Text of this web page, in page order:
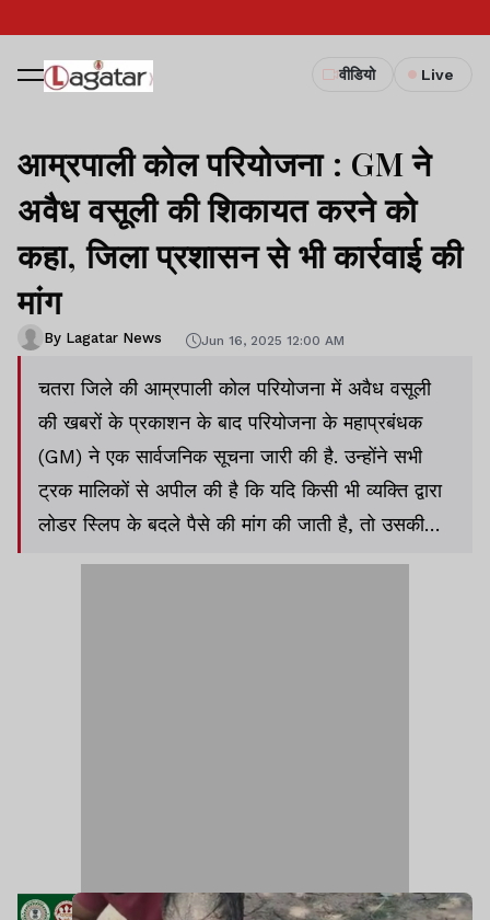
वीडियो Live
आम्रपाली कोल परियोजना : GM ने
अवैध वसूली की शिकायत करने को
कहा, जिला प्रशासन से भी कार्रवाई की
मांग
By Lagatar News Jun 16, 2025 12:00 AM
चतरा जिले की आम्रपाली कोल परियोजना में अवैध वसूली
की खबरों के प्रकाशन के बाद परियोजना के महाप्रबंधक
(GM) ने एक सार्वजनिक सूचना जारी की है. उन्होंने सभी
ट्रक मालिकों से अपील की है कि यदि किसी भी व्यक्ति द्वारा
लोडर स्लिप के बदले पैसे की मांग की जाती है, तो उसकी